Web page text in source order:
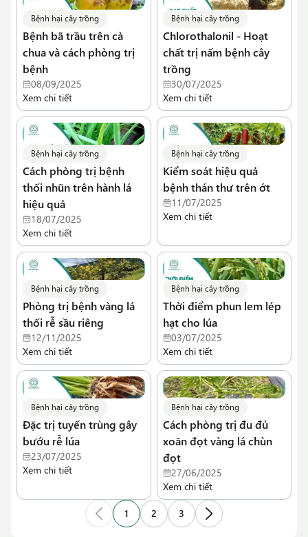
Bệnh hại cây trồng
Bệnh bã trầu trên cà
chua và cách phòng trị
bệnh
08/09/2025
Xem chi tiết
Bệnh hại cây trồng
Chlorothalonil - Hoạt
chất trị nấm bệnh cây
trồng
30/07/2025
Xem chi tiết
Bệnh hại cây trồng
Cách phòng trị bệnh
thối nhũn trên hành lá
hiệu quả
18/07/2025
Xem chi tiết
Bệnh hại cây trồng
Kiểm soát hiệu quả
bệnh thán thư trên ớt
11/07/2025
Xem chi tiết
Bệnh hại cây trồng
Phòng trị bệnh vàng lá
thối rễ sầu riêng
12/11/2025
Xem chi tiết
Bệnh hại cây trồng
Thời điểm phun lem lép
hạt cho lúa
03/07/2025
Xem chi tiết
Bệnh hại cây trồng
Đặc trị tuyến trùng gây
bướu rễ lúa
23/07/2025
Xem chi tiết
Bệnh hại cây trồng
Cách phòng trị đu đủ
xoăn đọt vàng lá chùn
đọt
27/06/2025
Xem chi tiết
1 2 3